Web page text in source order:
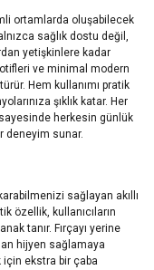
ortamlarda oluşabilecek
sağlık dostu değil,
yetişkinlere kadar
ve minimal modern
Hem kullanımı pratik
şıklık katar. Her
herkesin günlük
deneyim sunar.
sağlayan akıllı
özellik, kullanıcıların
tanır. Fırçayı yerine
hijyen sağlamaya
ekstra bir çaba